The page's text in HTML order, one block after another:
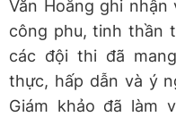
Văn Hoằng ghi
công phu, tinh thần
các đội thi đã
thực, hấp dẫn và ý
Giám khảo đã làm